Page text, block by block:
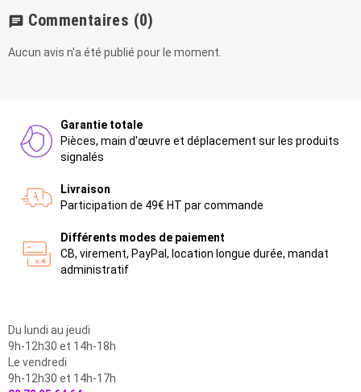
chat Commentaires (0)
Aucun avis n'a été publié pour le moment.
Garantie totale
Pièces, main d'œuvre et déplacement sur les produits
signalés
Livraison
Participation de 49€ HT par commande
Différents modes de paiement
CB, virement, PayPal, location longue durée, mandat
administratif
Du lundi au jeudi
9h-12h30 et 14h-18h
Le vendredi
9h-12h30 et 14h-17h